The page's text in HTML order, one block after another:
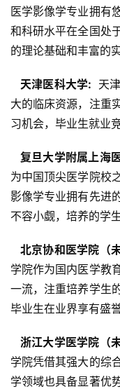
医学影像学专业拥有
和科研水平在全国处
的理论基础和丰富的
  天津医科大学:
天
大的临床资源，注重
习机会，毕业生就业
复旦大学附属上海
为中国顶尖医学院校
影像学专业拥有先进
不容小觑，培养的学
北京协和医学院（
学院作为国内医学教
一流，注重培养学生
毕业生在业界享有盛誉
浙江大学医学院（
学院凭借其强大的综
学领域也具备显著优